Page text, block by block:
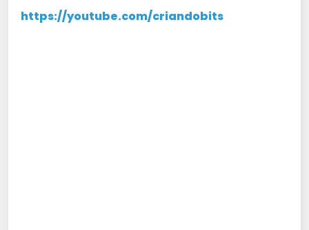
https://youtube.com/criandobits